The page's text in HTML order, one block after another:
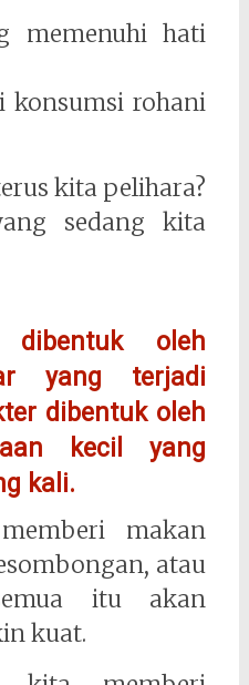
memenuhi hati
konsumsi rohani
kita pelihara?
sedang kita
dibentuk oleh
yang terjadi
dibentuk oleh
kecil yang
kali.
makan
atau
itu akan
kuat.